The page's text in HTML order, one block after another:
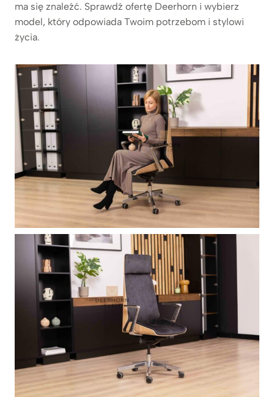
ma się znaleźć. Sprawdź ofertę Deerhorn i wybierz
model, który odpowiada Twoim potrzebom i stylowi
życia.